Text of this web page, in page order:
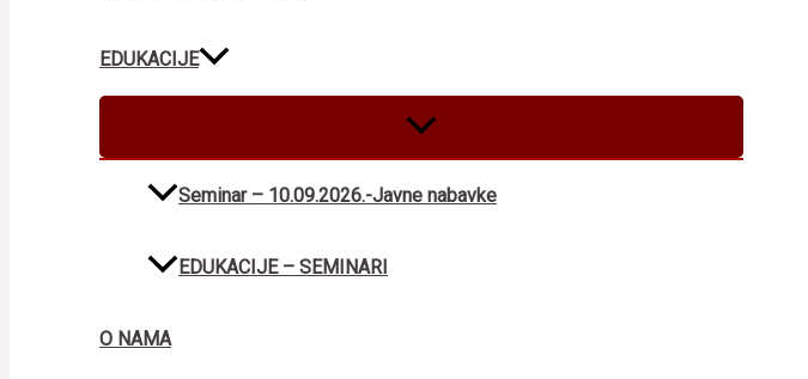
EDUKACIJE
MENU
TOGGLE
Seminar – 10.09.2026.-Javne nabavke
EDUKACIJE – SEMINARI
O NAMA